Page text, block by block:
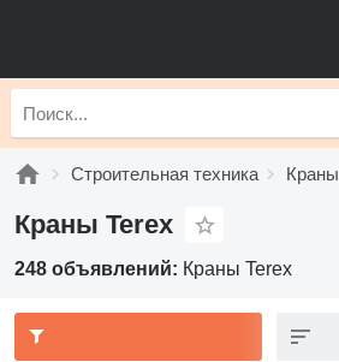
Строительная техника Краны
Краны Terex
248 объявлений: Краны Terex